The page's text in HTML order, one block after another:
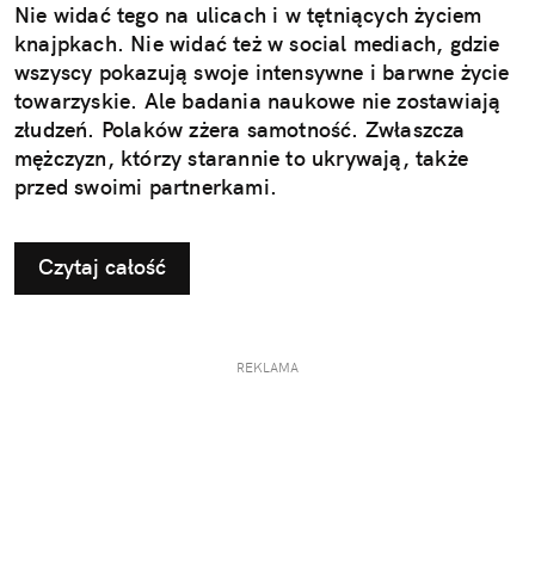
Nie widać tego na ulicach i w tętniących życiem
knajpkach. Nie widać też w social mediach, gdzie
wszyscy pokazują swoje intensywne i barwne życie
towarzyskie. Ale badania naukowe nie zostawiają
złudzeń. Polaków zżera samotność. Zwłaszcza
mężczyzn, którzy starannie to ukrywają, także
przed swoimi partnerkami.
Czytaj całość
REKLAMA